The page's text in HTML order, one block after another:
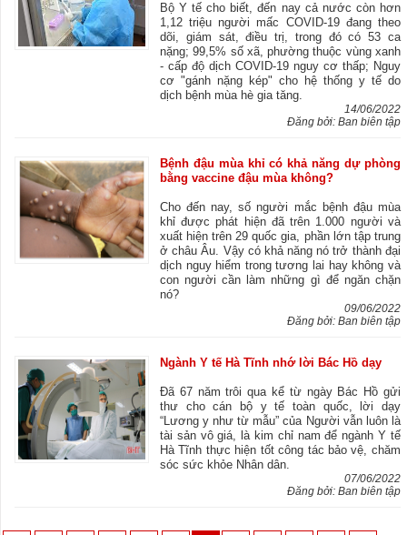
Bộ Y tế cho biết, đến nay cả nước còn hơn
1,12 triệu người mấc COVID-19 đang theo
dõi, giám sát, điều trị, trong đó có 53 ca
nặng; 99,5% số xã, phường thuộc vùng xanh
- cấp độ dịch COVID-19 nguy cơ thấp; Nguy
cơ "gánh nặng kép" cho hệ thống y tế do
dịch bệnh mùa hè gia tăng.
14/06/2022
Đăng bởi: Ban biên tập
Bệnh đậu mùa khỉ có khả năng dự phòng
bằng vaccine đậu mùa không?
Cho đến nay, số người mắc bệnh đậu mùa
khỉ được phát hiện đã trên 1.000 người và
xuất hiện trên 29 quốc gia, phần lớn tập trung
ở châu Âu. Vậy có khả năng nó trở thành đại
dịch nguy hiểm trong tương lai hay không và
con người cần làm những gì để ngăn chặn
nó?
09/06/2022
Đăng bởi: Ban biên tập
Ngành Y tế Hà Tĩnh nhớ lời Bác Hồ dạy
Đã 67 năm trôi qua kể từ ngày Bác Hồ gửi
thư cho cán bộ y tế toàn quốc, lời dạy
“Lương y như từ mẫu” của Người vẫn luôn là
tài sản vô giá, là kim chỉ nam để ngành Y tế
Hà Tĩnh thực hiện tốt công tác bảo vệ, chăm
sóc sức khỏe Nhân dân.
07/06/2022
Đăng bởi: Ban biên tập